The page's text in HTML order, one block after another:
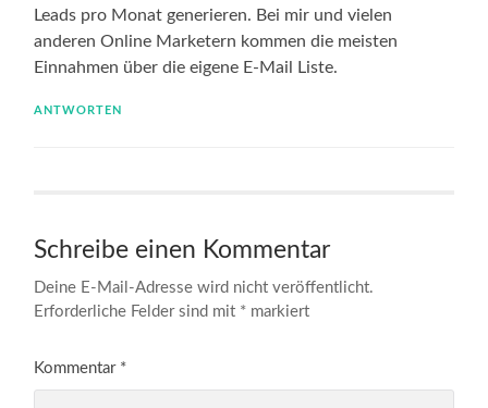
Leads pro Monat generieren. Bei mir und vielen
anderen Online Marketern kommen die meisten
Einnahmen über die eigene E-Mail Liste.
ANTWORTEN
Schreibe einen Kommentar
Deine E-Mail-Adresse wird nicht veröffentlicht.
Erforderliche Felder sind mit * markiert
Kommentar *